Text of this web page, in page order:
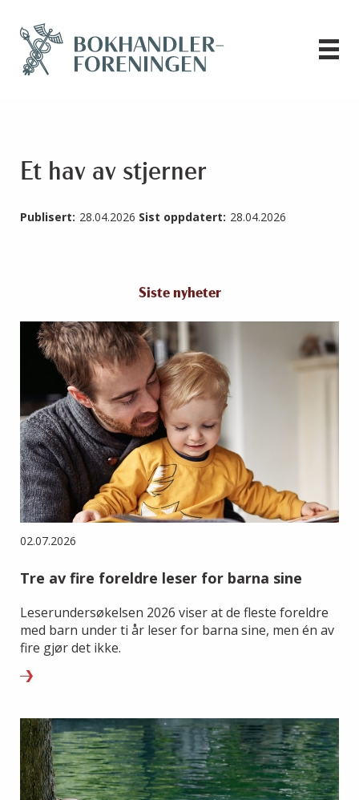
Et hav av stjerner
Publisert: 28.04.2026 Sist oppdatert: 28.04.2026
Siste nyheter
02.07.2026
Tre av fire foreldre leser for barna sine
Leserundersøkelsen 2026 viser at de fleste foreldre
med barn under ti år leser for barna sine, men én av
fire gjør det ikke.